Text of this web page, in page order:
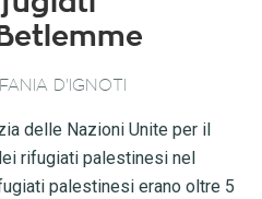
D'IGNOTI
delle Nazioni Unite per il
rifugiati palestinesi nel
palestinesi erano oltre 5